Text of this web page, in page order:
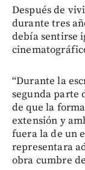
Después de
durante tres
debía sentirse
“Durante la
segunda parte
de que la
extensión y
fuera la de un
representara
obra cumbre